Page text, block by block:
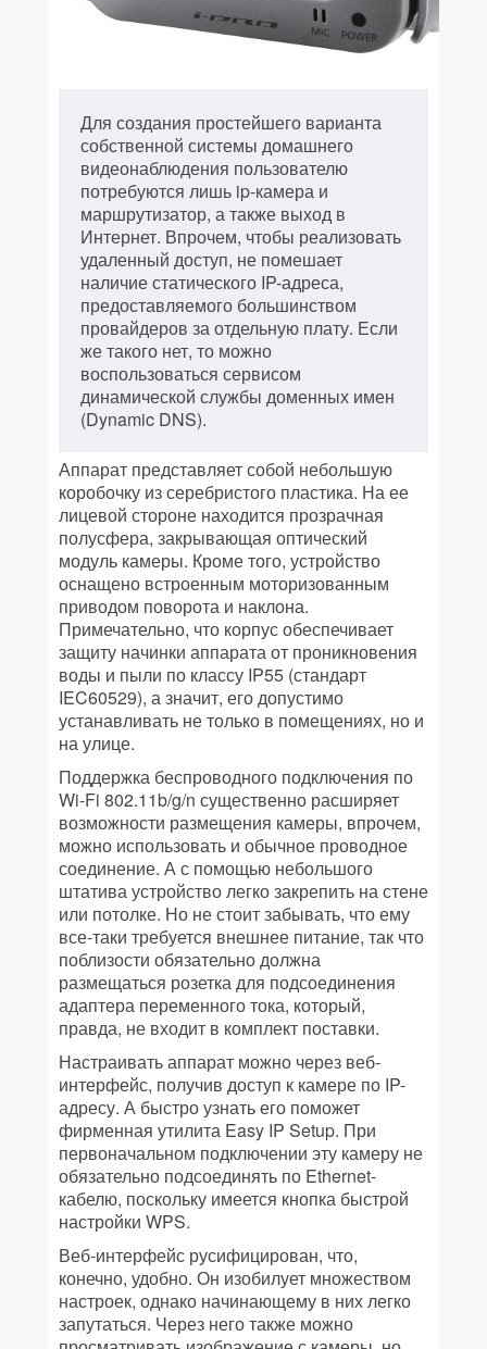
Для создания простейшего варианта
собственной системы домашнего
видеонаблюдения пользователю
потребуются лишь ip-камера и
маршрутизатор, а также выход в
Интернет. Впрочем, чтобы реализовать
удаленный доступ, не помешает
наличие статического IP-адреса,
предоставляемого большинством
провайдеров за отдельную плату. Если
же такого нет, то можно
воспользоваться сервисом
динамической службы доменных имен
(Dynamic DNS).
Аппарат представляет собой небольшую
коробочку из серебристого пластика. На ее
лицевой стороне находится прозрачная
полусфера, закрывающая оптический
модуль камеры. Кроме того, устройство
оснащено встроенным моторизованным
приводом поворота и наклона.
Примечательно, что корпус обеспечивает
защиту начинки аппарата от проникновения
воды и пыли по классу IP55 (стандарт
IEC60529), а значит, его допустимо
устанавливать не только в помещениях, но и
на улице.
Поддержка беспроводного подключения по
Wi-Fi 802.11b/g/n существенно расширяет
возможности размещения камеры, впрочем,
можно использовать и обычное проводное
соединение. А с помощью небольшого
штатива устройство легко закрепить на стене
или потолке. Но не стоит забывать, что ему
все-таки требуется внешнее питание, так что
поблизости обязательно должна
размещаться розетка для подсоединения
адаптера переменного тока, который,
правда, не входит в комплект поставки.
Настраивать аппарат можно через веб-
интерфейс, получив доступ к камере по IP-
адресу. А быстро узнать его поможет
фирменная утилита Easy IP Setup. При
первоначальном подключении эту камеру не
обязательно подсоединять по Ethernet-
кабелю, поскольку имеется кнопка быстрой
настройки WPS.
Веб-интерфейс русифицирован, что,
конечно, удобно. Он изобилует множеством
настроек, однако начинающему в них легко
запутаться. Через него также можно